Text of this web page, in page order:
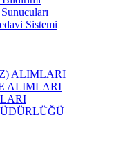
Sistemi
ALIMLARI
ALIMLARI